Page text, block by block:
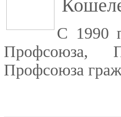
С 1990
Профсоюза,
Профсоюза